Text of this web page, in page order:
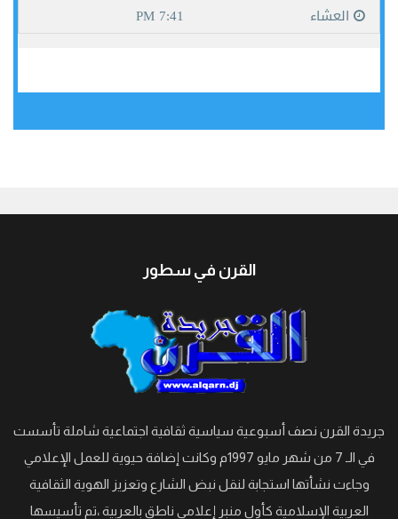
القرن في سطور
جريدة القرن نصف أسبوعية سياسية ثقافية اجتماعية شاملة تأسست
في الـ 7 من شهر مايو 1997م وكانت إضافة حيوية للعمل الإعلامي
وجاءت نشأتها استجابة لنقل نبض الشارع وتعزيز الهوية الثقافية
العربية الإسلامية كأول منبر إعلامي ناطق بالعربية ،تم تأسيسها